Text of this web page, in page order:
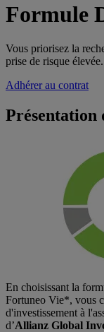
Formule
Vous priorisez la
prise de risque élevée.
Adhérer au contrat
Présentation
En choisissant la
Fortuneo Vie*, vous
d'investissement à
d’Allianz Global